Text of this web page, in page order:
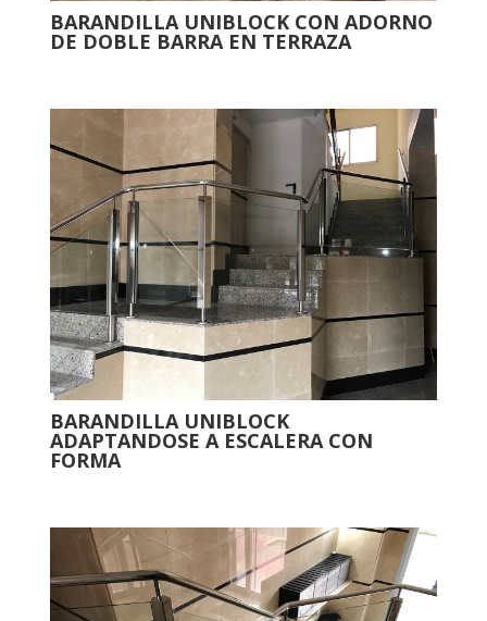
BARANDILLA UNIBLOCK CON ADORNO
DE DOBLE BARRA EN TERRAZA
BARANDILLA UNIBLOCK
ADAPTANDOSE A ESCALERA CON
FORMA